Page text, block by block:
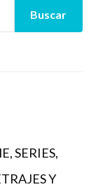
SERIES,
Y